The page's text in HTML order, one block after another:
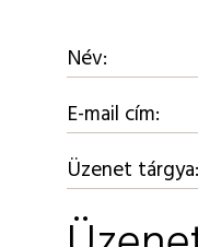
Név:
E-mail cím:
Üzenet tárgya: